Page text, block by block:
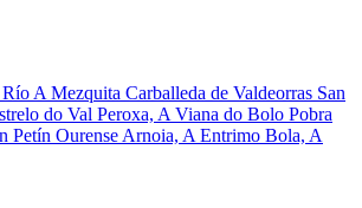
Río A Mezquita Carballeda de Valdeorras San
do Val Peroxa, A Viana do Bolo Pobra
Petín Ourense Arnoia, A Entrimo Bola, A